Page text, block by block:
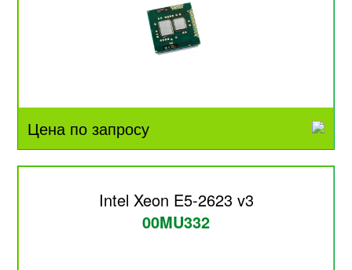
Цена по запросу
Intel Xeon E5-2623 v3
00MU332